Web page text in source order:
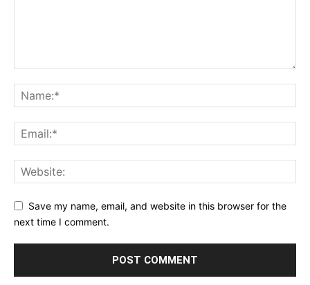
Save my name, email, and website in this browser for the
next time I comment.